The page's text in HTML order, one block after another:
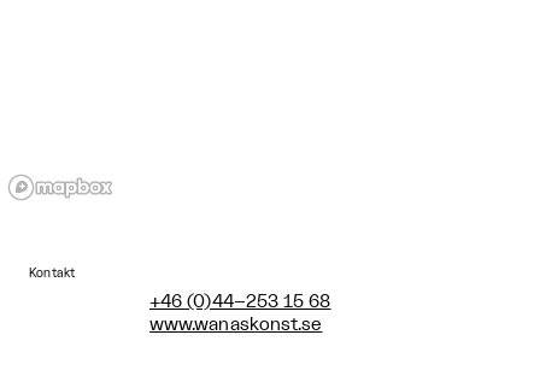
Kontakt
+46 (0)44–253 15 68
www.wanaskonst.se